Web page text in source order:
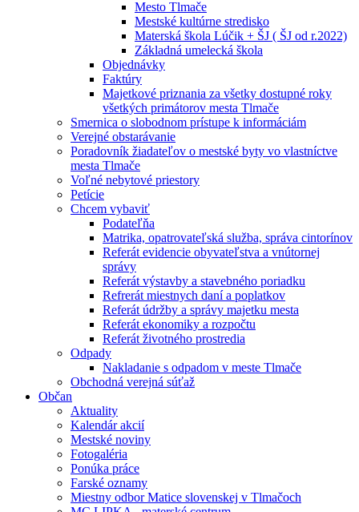
Mesto Tlmače
Mestské kultúrne stredisko
Materská škola Lúčik + ŠJ ( ŠJ od r.2022)
Základná umelecká škola
Objednávky
Faktúry
Majetkové priznania za všetky dostupné roky
všetkých primátorov mesta Tlmače
Smernica o slobodnom prístupe k informáciám
Verejné obstarávanie
Poradovník žiadateľov o mestské byty vo vlastníctve
mesta Tlmače
Voľné nebytové priestory
Petície
Chcem vybaviť
Podateľňa
Matrika, opatrovateľská služba, správa cintorínov
Referát evidencie obyvateľstva a vnútornej
správy
Referát výstavby a stavebného poriadku
Refrerát miestnych daní a poplatkov
Referát údržby a správy majetku mesta
Referát ekonomiky a rozpočtu
Referát životného prostredia
Odpady
Nakladanie s odpadom v meste Tlmače
Obchodná verejná súťaž
Občan
Aktuality
Kalendár akcií
Mestské noviny
Fotogaléria
Ponúka práce
Farské oznamy
Miestny odbor Matice slovenskej v Tlmačoch